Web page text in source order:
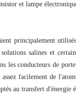
et lampe
principalement
salines et
les conducteurs de
facilement de
au transfert d'énergie